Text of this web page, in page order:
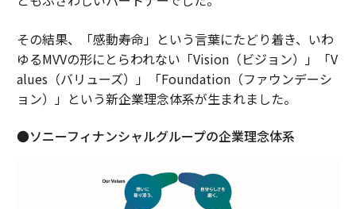
その結果、「感動寿命」という言葉にたどり着き、いわ
ゆるMVVの形にとらわれない「Vision（ビジョン）」「V
alues（バリューズ）」「Foundation（ファウンデーシ
ョン）」という新企業理念体系が生まれました。
●ソニーフィナンシャルグループの企業理念体系